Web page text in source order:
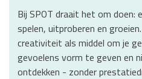
Bij SPOT draait het om doen:
spelen, uitproberen en
creativiteit als middel om je
gevoelens vorm te geven en
ontdekken - zonder